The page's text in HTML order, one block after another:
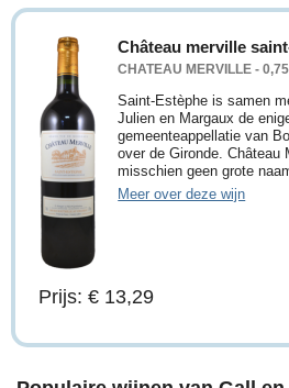
Château merville
CHATEAU MERVILLE -
Saint-Estèphe is samen
Julien en Margaux de
gemeenteappellatie van
over de Gironde. Château
misschien geen grote
Meer over deze wijn
Prijs: € 13,29